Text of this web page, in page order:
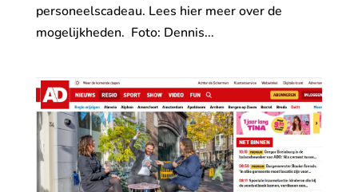
personeelscadeau. Lees hier meer over de
mogelijkheden. Foto: Dennis...